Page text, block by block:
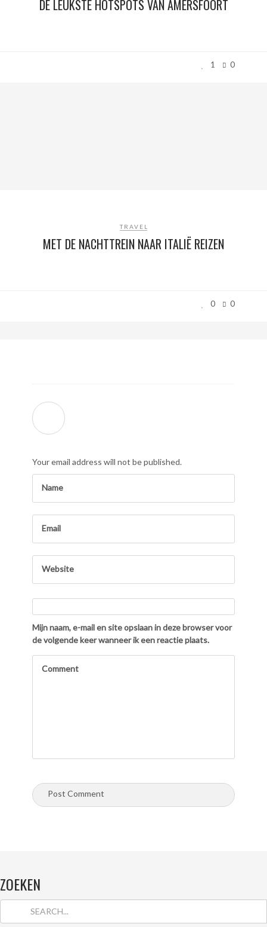
DE LEUKSTE HOTSPOTS VAN AMERSFOORT
1 0
TRAVEL
MET DE NACHTTREIN NAAR ITALIË REIZEN
0 0
Your email address will not be published.
Mijn naam, e-mail en site opslaan in deze browser voor
de volgende keer wanneer ik een reactie plaats.
ZOEKEN